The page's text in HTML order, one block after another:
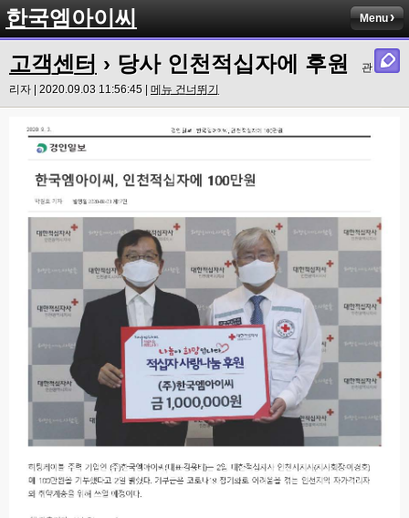
한국엠아이씨 Menu
고객센터 › 당사 인천적십자에 후원
관
리자 | 2020.09.03 11:56:45 | 메뉴 건너뛰기